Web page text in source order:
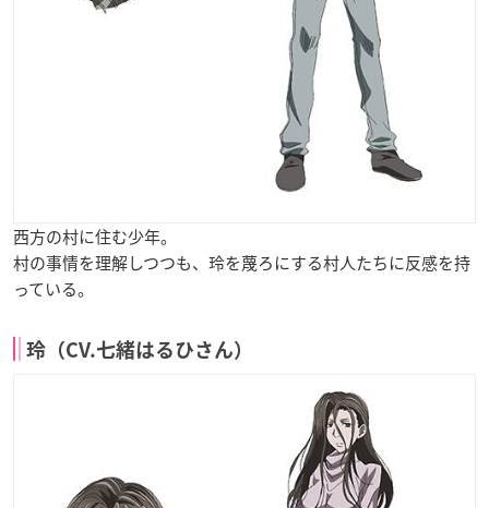
西方の村に住む少年。
村の事情を理解しつつも、玲を蔑ろにする村人たちに反感を持
っている。
玲（CV.七緒はるひさん）